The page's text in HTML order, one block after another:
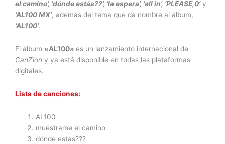
el camino’, ‘dónde estás??’, ‘la espera’, ‘all in’, ‘PLEASE,0’y
‘AL100 MX’, además del tema que da nombre al álbum,
‘AL100’.
El álbum «AL100» es un lanzamiento internacional de
CanZion y ya está disponible en todas las plataformas
digitales.
Lista de canciones:
AL100
muéstrame el camino
dónde estás???